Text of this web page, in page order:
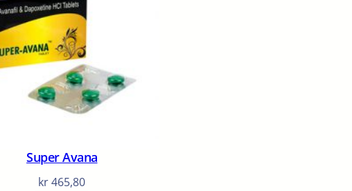
Super Avana
kr465,80